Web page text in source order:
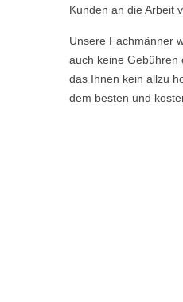
Kunden an die Arbeit
Unsere Fachmänner
auch keine Gebühren
das Ihnen kein allzu
dem besten und